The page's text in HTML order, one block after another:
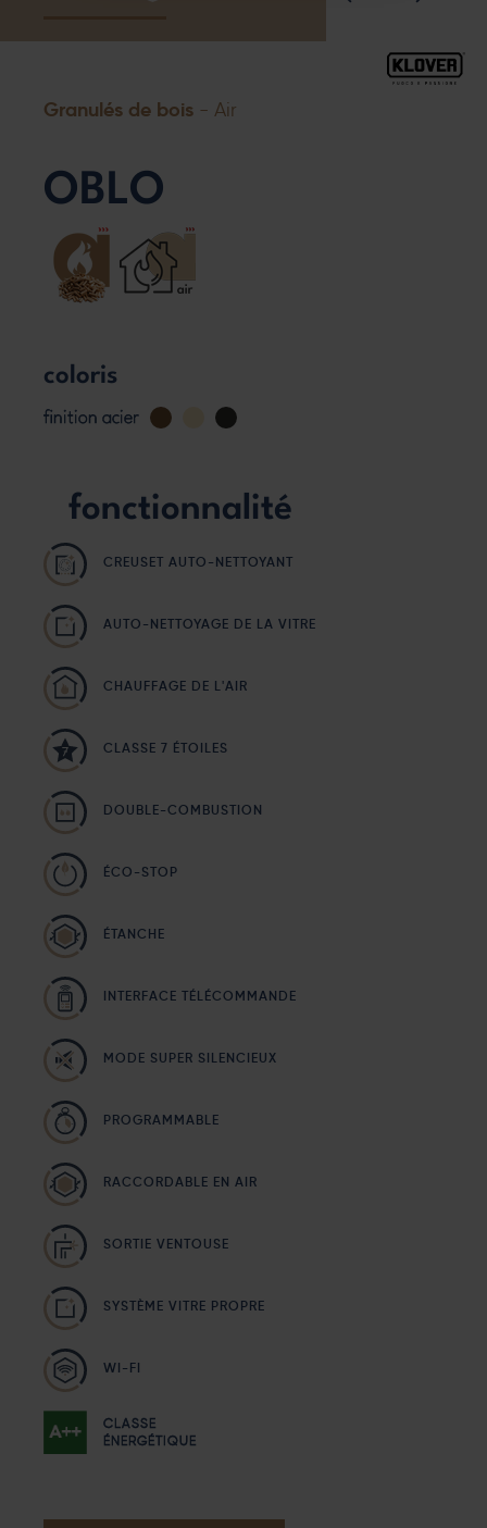
Granulés de bois - Air
OBLO
coloris
finition acier
fonctionnalité
CREUSET AUTO-NETTOYANT
AUTO-NETTOYAGE DE LA VITRE
CHAUFFAGE DE L'AIR
CLASSE 7 ÉTOILES
DOUBLE-COMBUSTION
ÉCO-STOP
ÉTANCHE
INTERFACE TÉLÉCOMMANDE
MODE SUPER SILENCIEUX
PROGRAMMABLE
RACCORDABLE EN AIR
SORTIE VENTOUSE
SYSTÈME VITRE PROPRE
WI-FI
CLASSE
ÉNERGÉTIQUE